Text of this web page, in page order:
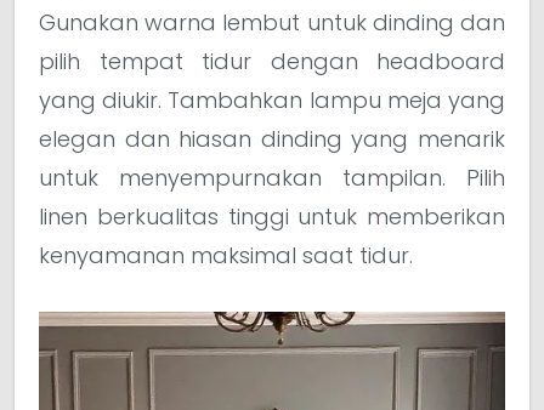
Gunakan warna lembut untuk dinding dan
pilih tempat tidur dengan headboard
yang diukir. Tambahkan lampu meja yang
elegan dan hiasan dinding yang menarik
untuk menyempurnakan tampilan. Pilih
linen berkualitas tinggi untuk memberikan
kenyamanan maksimal saat tidur.